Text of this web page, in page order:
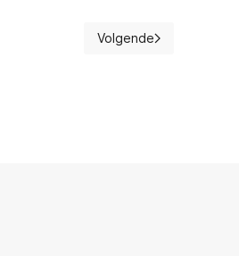
Volgende artikel:
Volgende